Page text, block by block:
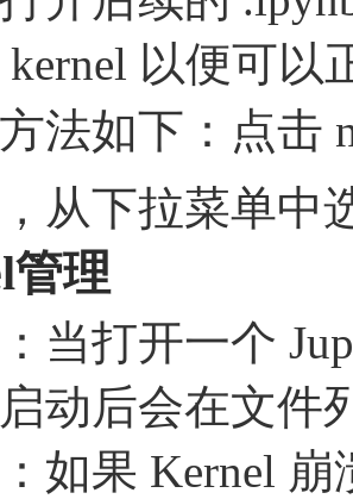
kernel 以便可以
法如下：点击
从下拉菜单中
管理
当打开一个
动后会在文件
如果 Kernel